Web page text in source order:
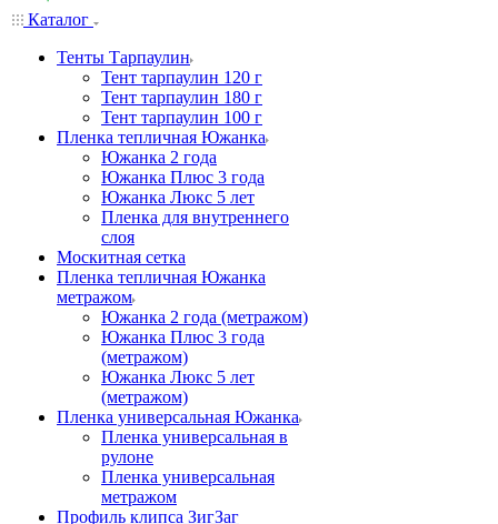
Каталог
Тенты Тарпаулин
Тент тарпаулин 120 г
Тент тарпаулин 180 г
Тент тарпаулин 100 г
Пленка тепличная Южанка
Южанка 2 года
Южанка Плюс 3 года
Южанка Люкс 5 лет
Пленка для внутреннего
слоя
Москитная сетка
Пленка тепличная Южанка
метражом
Южанка 2 года (метражом)
Южанка Плюс 3 года
(метражом)
Южанка Люкс 5 лет
(метражом)
Пленка универсальная Южанка
Пленка универсальная в
рулоне
Пленка универсальная
метражом
Профиль клипса ЗигЗаг